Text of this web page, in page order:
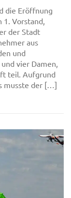
die Eröffnung
1. Vorstand,
der Stadt
aus
und
vier Damen,
teil. Aufgrund
musste der […]